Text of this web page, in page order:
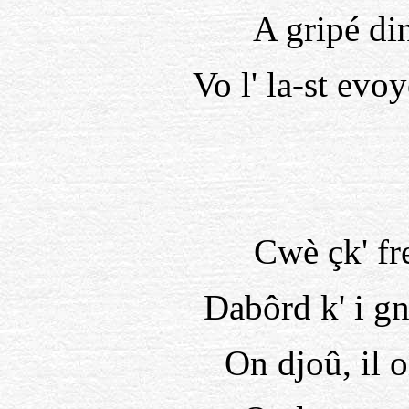
A gripé
Vo l' la-st
Cwè çk'
Dabôrd k' i
On djoû, il